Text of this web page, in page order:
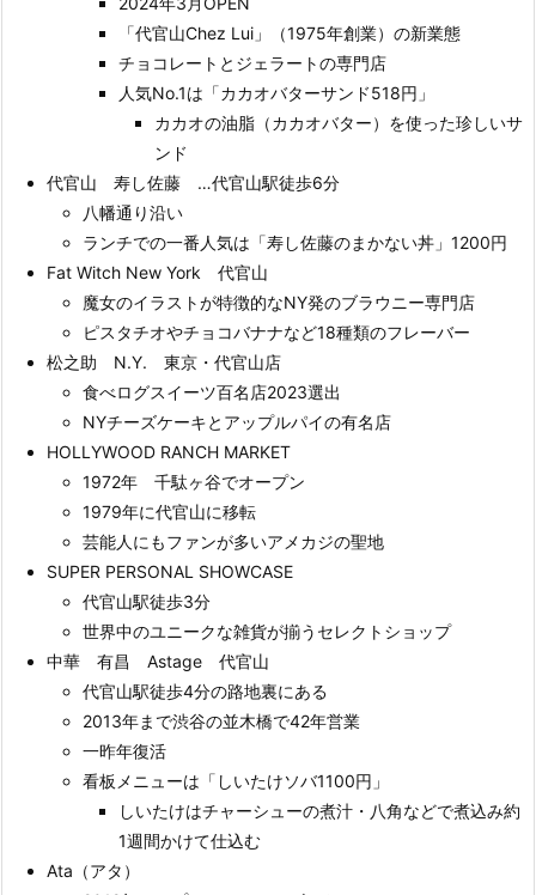
「代官山Chez Lui」（1975年創業）の新業態
チョコレートとジェラートの専門店
人気No.1は「カカオバターサンド518円」
カカオの油脂（カカオバター）を使った珍しいサ
ンド
代官山 寿し佐藤 …代官山駅徒歩6分
八幡通り沿い
ランチでの一番人気は「寿し佐藤のまかない丼」1200円
Fat Witch New York 代官山
魔女のイラストが特徴的なNY発のブラウニー専門店
ピスタチオやチョコバナナなど18種類のフレーバー
松之助 N.Y. 東京・代官山店
食べログスイーツ百名店2023選出
NYチーズケーキとアップルパイの有名店
HOLLYWOOD RANCH MARKET
1972年 千駄ヶ谷でオープン
1979年に代官山に移転
芸能人にもファンが多いアメカジの聖地
SUPER PERSONAL SHOWCASE
代官山駅徒歩3分
世界中のユニークな雑貨が揃うセレクトショップ
中華 有昌 Astage 代官山
代官山駅徒歩4分の路地裏にある
2013年まで渋谷の並木橋で42年営業
一昨年復活
看板メニューは「しいたけソバ1100円」
しいたけはチャーシューの煮汁・八角などで煮込み約
1週間かけて仕込む
Ata（アタ）